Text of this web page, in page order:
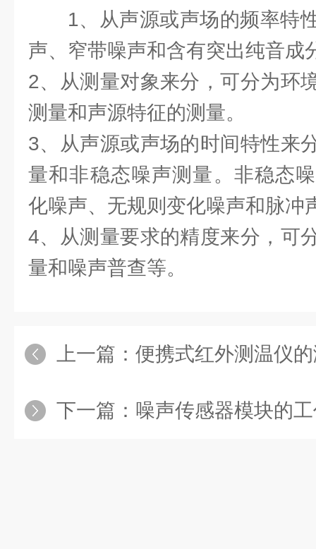
1、从声源或声场的频率特
声、窄带噪声和含有突出纯音成
2、从测量对象来分，可分为环
测量和声源特征的测量。
3、从声源或声场的时间特性来
量和非稳态噪声测量。非稳态
化噪声、无规则变化噪声和脉冲
4、从测量要求的精度来分，可
量和噪声普查等。
上一篇： 便携式红外测温仪
下一篇： 噪声传感器模块的